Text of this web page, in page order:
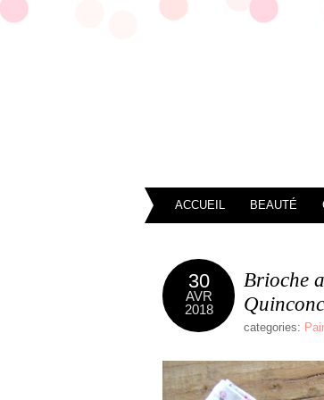
ACCUEIL BEAUTÉ
30
AVR
2018
Brioche
categories: